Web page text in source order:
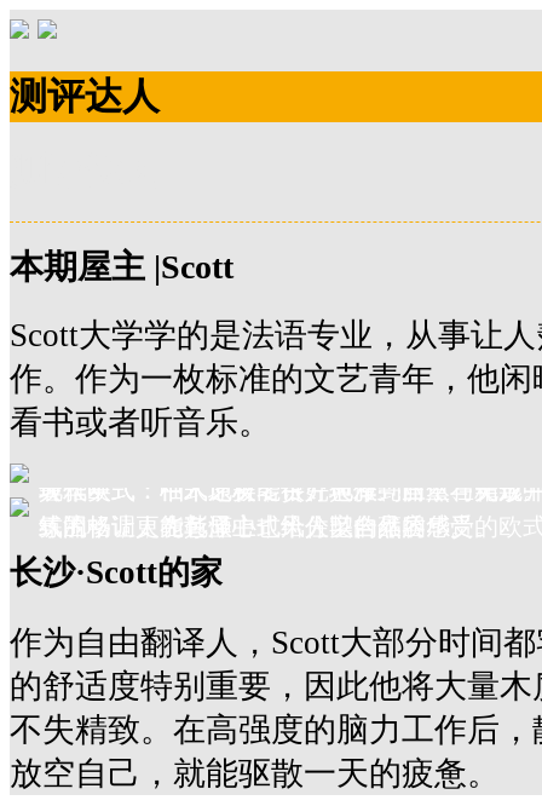
测评达人
本期屋主 |Scott
Scott大学学的是法语专业，从事让
作。作为一枚标准的文艺青年，他
看书或者听音乐。
长沙·Scott的家
作为自由翻译人，Scott大部分时间
的舒适度特别重要，因此他将大量
不失精致。在高强度的脑力工作后
放空自己，就能驱散一天的疲惫。
现代美式：柚木地板能很好地做到自然与美观
式的格调，在色泽上也给人以自然的感受。
奢华欧式：柚木原材名贵、色泽亮丽，在无形
氛围，让人为其倾心，十分契合雍容华贵的欧
典雅中式：中式之美，讲究典雅、庄重、精致
练流畅，更能彰显中式风住宅的品质感。